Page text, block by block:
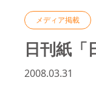
メディア掲載
日刊紙「
2008.03.31